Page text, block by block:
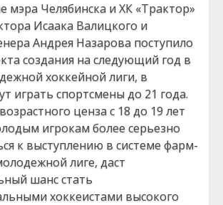
мэра Челябинска и ХК «Трактор»
Исаака Валицкого и
Андрея Назарова поступило
создания на следующий год в
хоккейной лиги, в
играть спортсмены до 21 года.
ценза с 18 до 19 лет
игрокам более серьезно
к выступлению в системе фарм-
лиге, даст
шанс стать
хоккеистами высокого